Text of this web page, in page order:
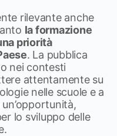
rilevante anche
la formazione
priorità
. La pubblica
nei contesti
attentamente su
nelle scuole e a
un’opportunità,
lo sviluppo delle